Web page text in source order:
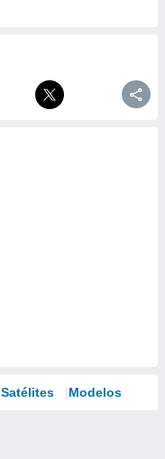
Satélites Modelos